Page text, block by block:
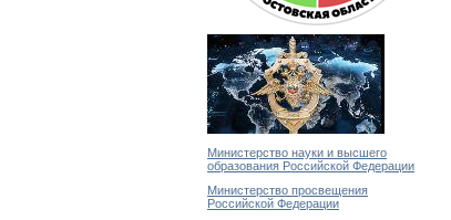
Министерство науки и высшего
образования Российской Федерации
Министерство просвещения
Российской Федерации